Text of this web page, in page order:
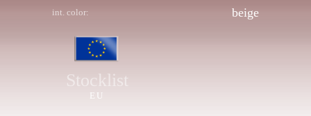
int. color: beige
Stocklist
EU